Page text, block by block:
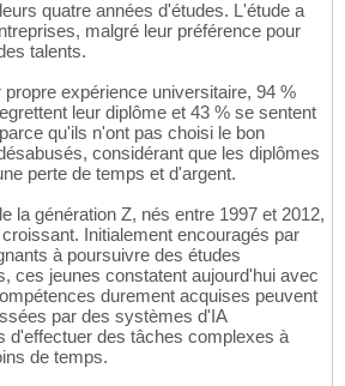
quatre années d'études. L'étude a
malgré leur préférence pour
talents.
expérience universitaire, 94 %
leur diplôme et 43 % se sentent
qu'ils n'ont pas choisi le bon
considérant que les diplômes
perte de temps et d'argent.
la génération Z, nés entre 1997 et 2012,
Initialement encouragés par
à poursuivre des études
ces jeunes constatent aujourd'hui avec
durement acquises peuvent
par des systèmes d'IA
d'effectuer des tâches complexes à
de temps.